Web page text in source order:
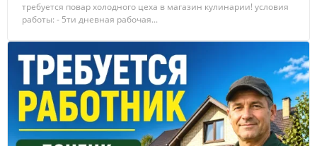
требуется повар холодного цеха в магазин кулинарии! условия
работы: - 5ти дневная рабочая...